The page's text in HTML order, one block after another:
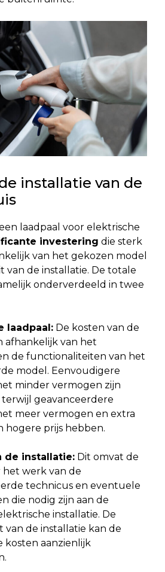
installatie van de
laadpaal voor elektrische
investering die sterk
van het gekozen model
van de installatie. De totale
onderverdeeld in twee
laadpaal: De kosten van de
afhankelijk van het
de functionaliteiten van het
model. Eenvoudigere
minder vermogen zijn
geavanceerdere
meer vermogen en extra
hogere prijs hebben.
de installatie: Dit omvat de
het werk van de
technicus en eventuele
die nodig zijn aan de
installatie. De
van de installatie kan de
kosten aanzienlijk